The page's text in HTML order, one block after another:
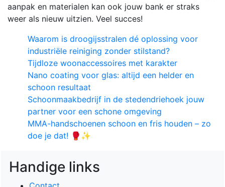
aanpak en materialen kan ook jouw bank er straks
weer als nieuw uitzien. Veel succes!
Waarom is droogijsstralen dé oplossing voor
industriële reiniging zonder stilstand?
Tijdloze woonaccessoires met karakter
Nano coating voor glas: altijd een helder en
schoon resultaat
Schoonmaakbedrijf in de stedendriehoek jouw
partner voor een schone omgeving
MMA-handschoenen schoon en fris houden – zo
doe je dat! 🥊✨
Handige links